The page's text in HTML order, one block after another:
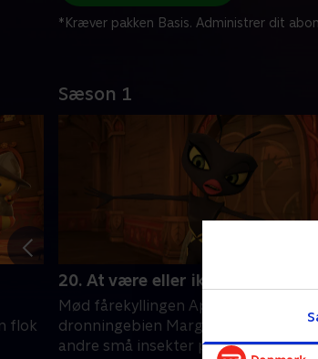
*Kræver pakken Basis. Administrer dit
Sæson 1
flok
20. At være eller ikke være
Mød fårekyllingen Apollo,
dronningebien Marguerite og en flok
andre små insekter på eventyr.